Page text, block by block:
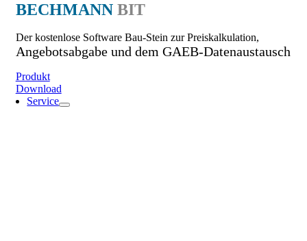
BECHMANN BIT
Der kostenlose Software Bau-Stein zur Preiskalkulation,
Angebotsabgabe und dem GAEB-Datenaustausch
Produkt
Download
Service